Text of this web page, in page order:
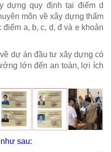
quy định tại điểm d
môn về xây dựng thẩm
a, b, c, d, đ và e khoản
dự án đầu tư xây dựng có
lớn đến an toàn, lợi ích
như sau: